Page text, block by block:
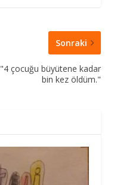
Sonraki
"4 çocuğu büyütene kadar
bin kez öldüm."